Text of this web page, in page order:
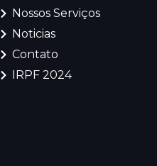
Nossos Serviços
Noticias
Contato
IRPF 2024